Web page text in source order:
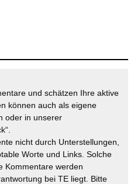
und schätzen Ihre aktive
können auch als eigene
oder in unserer
nicht durch Unterstellungen,
Worte und Links. Solche
Kommentare werden
bei TE liegt. Bitte